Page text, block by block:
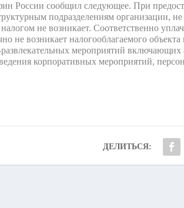
России сообщил следующее. При
подразделениям организации,
не возникает. Соответственно
не возникает налогооблагаемого
мероприятий
корпоративных мероприятий,
ДЕЛИТЬСЯ: